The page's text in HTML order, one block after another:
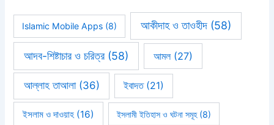
Islamic Mobile Apps (8) আকীদাহ ও তাওহীদ(58)
আদব-শিষ্টাচার ও চরিত্র(58) আমল(27)
আল্লাহ তাআলা(36) ইবাদত(21)
ইসলাম ও দাওয়াহ (16) ইসলামী ইতিহাস ও ঘটনা সমূহ(8)